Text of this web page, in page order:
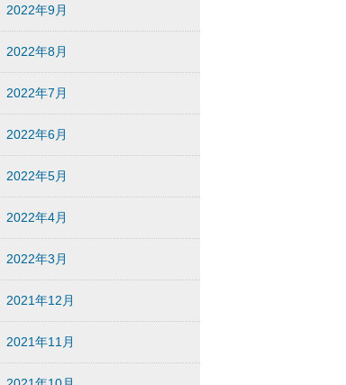
2022年9月
2022年8月
2022年7月
2022年6月
2022年5月
2022年4月
2022年3月
2021年12月
2021年11月